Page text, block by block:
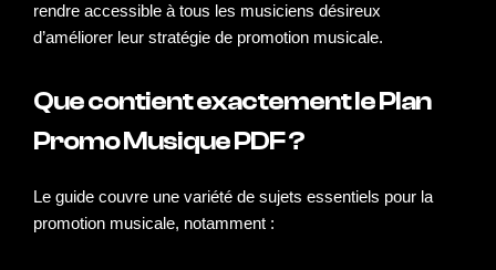
rendre accessible à tous les musiciens désireux
d’améliorer leur stratégie de promotion musicale.
Que contient exactement le Plan
Promo Musique PDF ?
Le guide couvre une variété de sujets essentiels pour la
promotion musicale, notamment :